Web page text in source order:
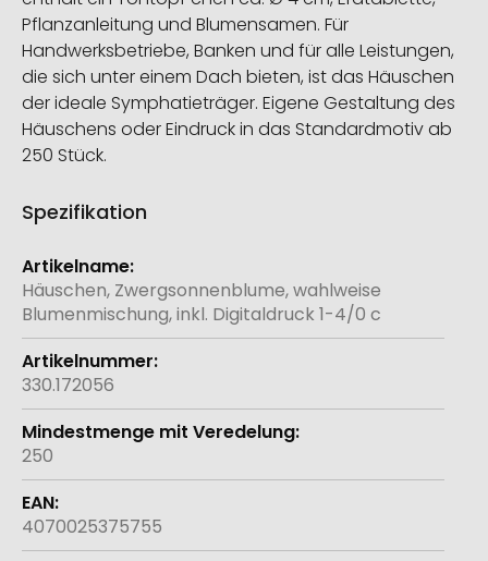
Pflanzanleitung und Blumensamen. Für
Handwerksbetriebe, Banken und für alle Leistungen,
die sich unter einem Dach bieten, ist das Häuschen
der ideale Symphatieträger. Eigene Gestaltung des
Häuschens oder Eindruck in das Standardmotiv ab
250 Stück.
Spezifikation
Weitere
Informationen
Häuschen, Zwergsonnenblume, wahlweise
Blumenmischung, inkl. Digitaldruck 1-4/0 c
330.172056
250
4070025375755